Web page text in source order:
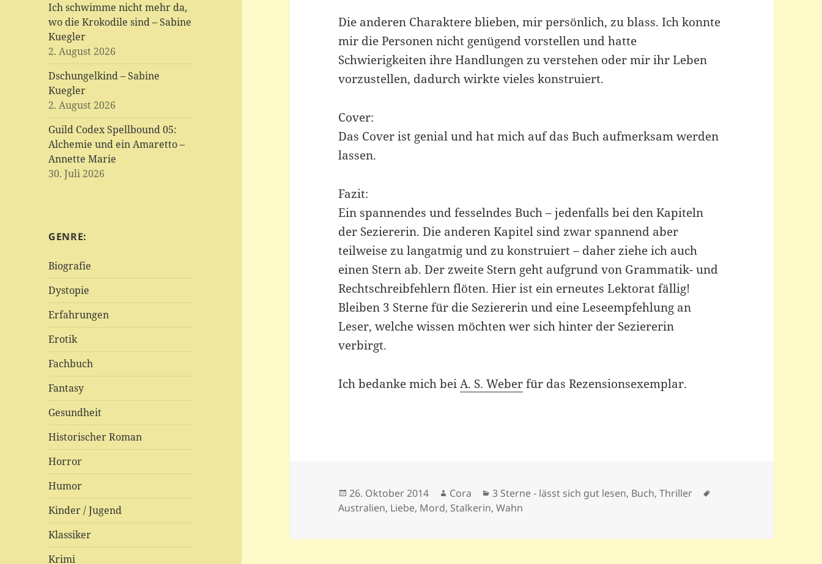
Ich schwimme nicht mehr da,
wo die Krokodile sind – Sabine
Kuegler
2. August 2026
Dschungelkind – Sabine
Kuegler
2. August 2026
Guild Codex Spellbound 05:
Alchemie und ein Amaretto –
Annette Marie
30. Juli 2026
GENRE:
Biografie
Dystopie
Erfahrungen
Erotik
Fachbuch
Fantasy
Gesundheit
Historischer Roman
Horror
Humor
Kinder / Jugend
Klassiker
Krimi
Die anderen Charaktere blieben, mir persönlich, zu blass. Ich konnte
mir die Personen nicht genügend vorstellen und hatte
Schwierigkeiten ihre Handlungen zu verstehen oder mir ihr Leben
vorzustellen, dadurch wirkte vieles konstruiert.
Cover:
Das Cover ist genial und hat mich auf das Buch aufmerksam werden
lassen.
Fazit:
Ein spannendes und fesselndes Buch – jedenfalls bei den Kapiteln
der Seziererin. Die anderen Kapitel sind zwar spannend aber
teilweise zu langatmig und zu konstruiert – daher ziehe ich auch
einen Stern ab. Der zweite Stern geht aufgrund von Grammatik- und
Rechtschreibfehlern flöten. Hier ist ein erneutes Lektorat fällig!
Bleiben 3 Sterne für die Seziererin und eine Leseempfehlung an
Leser, welche wissen möchten wer sich hinter der Seziererin
verbirgt.
Ich bedanke mich beiA. S. Weberfür das Rezensionsexemplar.
Veröffentlicht
am
26. Oktober 2014 Autor
Cora Kategorien
3 Sterne - lässt sich gut lesen, Buch,Thriller
Australien, Liebe, Mord, Stalkerin,Wahn